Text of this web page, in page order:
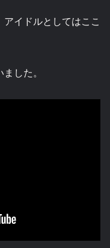
イドルとしてはここ
した。